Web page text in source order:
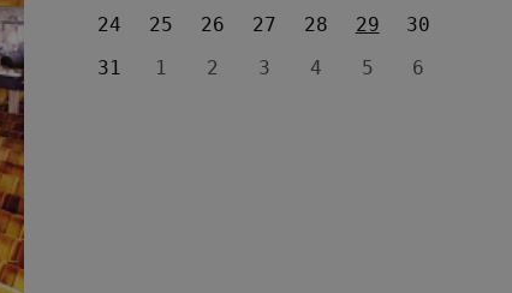
24
25 26 27 28 29
30
31
1 2 3 4 5 6